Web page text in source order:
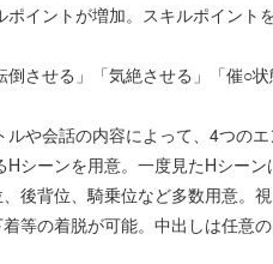
ポイントが増加。スキルポイン
倒させる」「気絶させる」「催○
ルや会話の内容によって、4つの
Hシーンを用意。一度見たHシー
後背位、騎乗位など多数用意。
等の着脱が可能。中出しは任意